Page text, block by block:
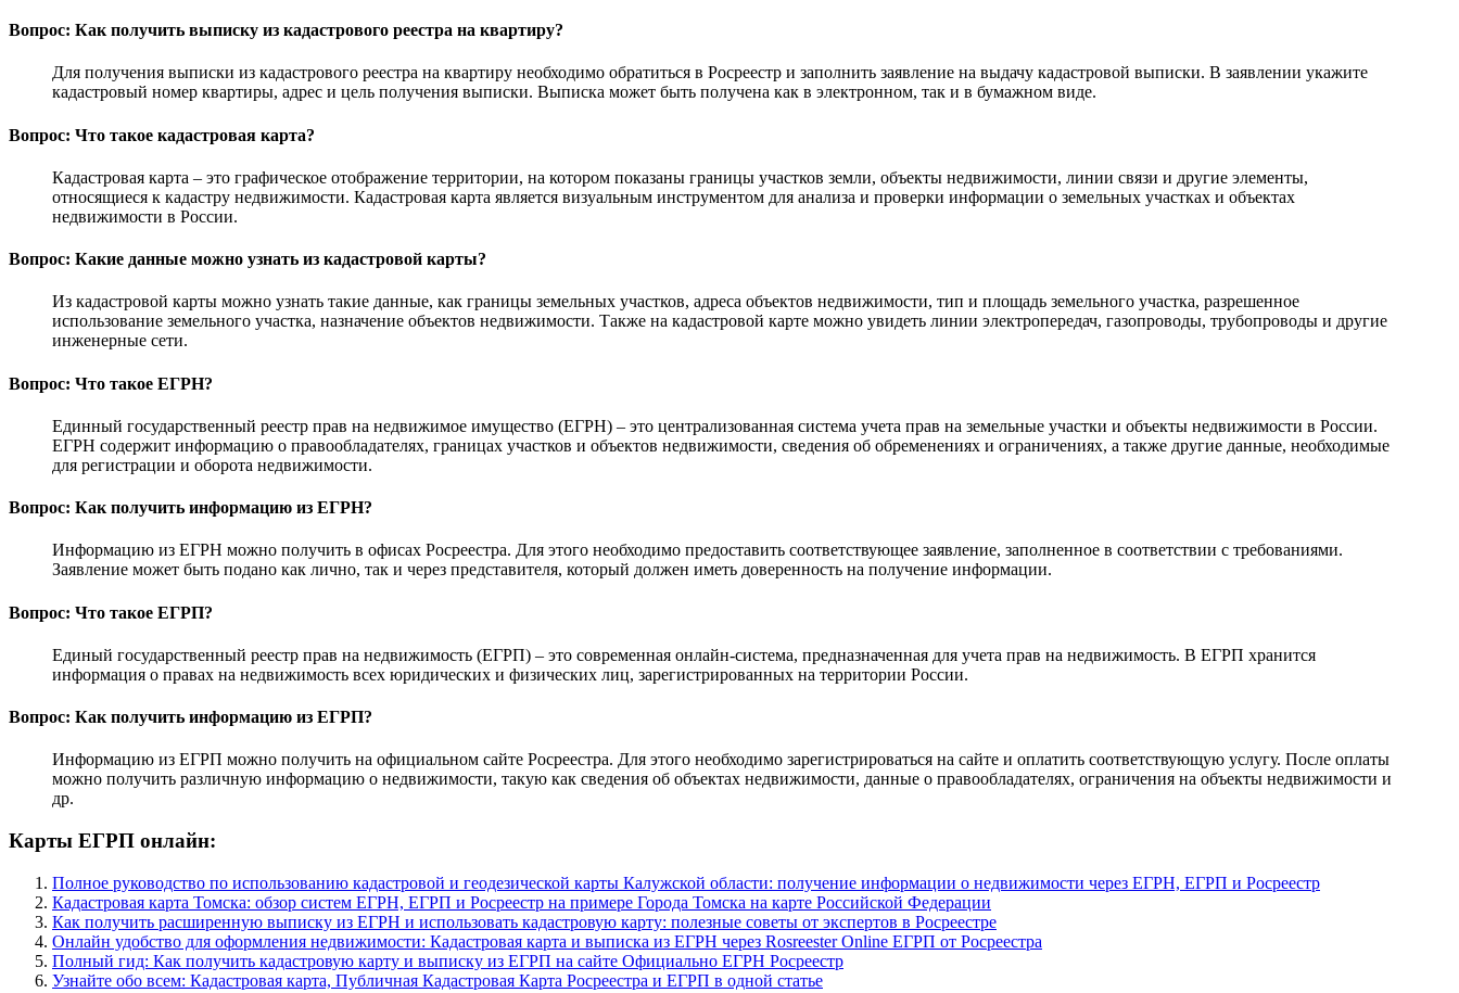
Вопрос: Как получить выписку из кадастрового реестра на квартиру?
Для получения выписки из кадастрового реестра на квартиру необходимо обратиться в Росреестр и заполнить заявление на выдачу кадастровой выписки. В заявлении укажите
кадастровый номер квартиры, адрес и цель получения выписки. Выписка может быть получена как в электронном, так и в бумажном виде.
Вопрос: Что такое кадастровая карта?
Кадастровая карта – это графическое отображение территории, на котором показаны границы участков земли, объекты недвижимости, линии связи и другие элементы,
относящиеся к кадастру недвижимости. Кадастровая карта является визуальным инструментом для анализа и проверки информации о земельных участках и объектах
недвижимости в России.
Вопрос: Какие данные можно узнать из кадастровой карты?
Из кадастровой карты можно узнать такие данные, как границы земельных участков, адреса объектов недвижимости, тип и площадь земельного участка, разрешенное
использование земельного участка, назначение объектов недвижимости. Также на кадастровой карте можно увидеть линии электропередач, газопроводы, трубопроводы и другие
инженерные сети.
Вопрос: Что такое ЕГРН?
Единный государственный реестр прав на недвижимое имущество (ЕГРН) – это централизованная система учета прав на земельные участки и объекты недвижимости в России.
ЕГРН содержит информацию о правообладателях, границах участков и объектов недвижимости, сведения об обременениях и ограничениях, а также другие данные, необходимые
для регистрации и оборота недвижимости.
Вопрос: Как получить информацию из ЕГРН?
Информацию из ЕГРН можно получить в офисах Росреестра. Для этого необходимо предоставить соответствующее заявление, заполненное в соответствии с требованиями.
Заявление может быть подано как лично, так и через представителя, который должен иметь доверенность на получение информации.
Вопрос: Что такое ЕГРП?
Единый государственный реестр прав на недвижимость (ЕГРП) – это современная онлайн-система, предназначенная для учета прав на недвижимость. В ЕГРП хранится
информация о правах на недвижимость всех юридических и физических лиц, зарегистрированных на территории России.
Вопрос: Как получить информацию из ЕГРП?
Информацию из ЕГРП можно получить на официальном сайте Росреестра. Для этого необходимо зарегистрироваться на сайте и оплатить соответствующую услугу. После оплаты
можно получить различную информацию о недвижимости, такую как сведения об объектах недвижимости, данные о правообладателях, ограничения на объекты недвижимости и
др.
Карты ЕГРП онлайн:
Полное руководство по использованию кадастровой и геодезической карты Калужской области: получение информации о недвижимости через ЕГРН, ЕГРП и Росреестр
Кадастровая карта Томска: обзор систем ЕГРН, ЕГРП и Росреестр на примере Города Томска на карте Российской Федерации
Как получить расширенную выписку из ЕГРН и использовать кадастровую карту: полезные советы от экспертов в Росреестре
Онлайн удобство для оформления недвижимости: Кадастровая карта и выписка из ЕГРН через Rosreester Online ЕГРП от Росреестра
Полный гид: Как получить кадастровую карту и выписку из ЕГРП на сайте Официально ЕГРН Росреестр
Узнайте обо всем: Кадастровая карта, Публичная Кадастровая Карта Росреестра и ЕГРП в одной статье